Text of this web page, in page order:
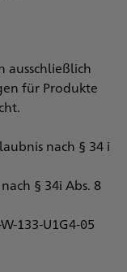
ausschließlich
für Produkte
nach § 34 i
§ 34i Abs. 8
133-U1G4-05